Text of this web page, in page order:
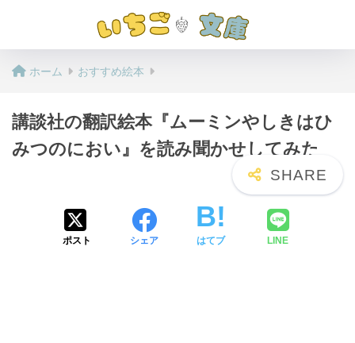
ホーム おすすめ絵本
講談社の翻訳絵本『ムーミンやしきはひ
みつのにおい』を読み聞かせしてみた
ポスト シェア はてブ LINE